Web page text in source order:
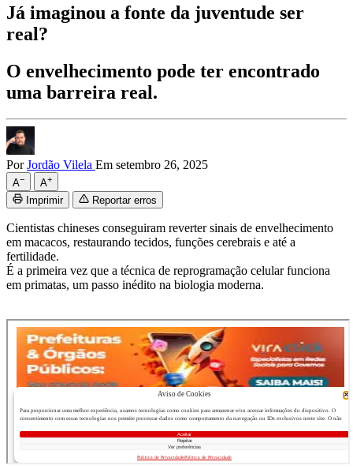
Já imaginou a fonte da juventude ser
real?
O envelhecimento pode ter encontrado
uma barreira real.
PorJordão Vilela Em setembro 26, 2025
A− A+
Imprimir Reportar erros
Cientistas chineses conseguiram reverter sinais de envelhecimento
em macacos, restaurando tecidos, funções cerebrais e até a
fertilidade.
É a primeira vez que a técnica de reprogramação celular funciona
em primatas, um passo inédito na biologia moderna.